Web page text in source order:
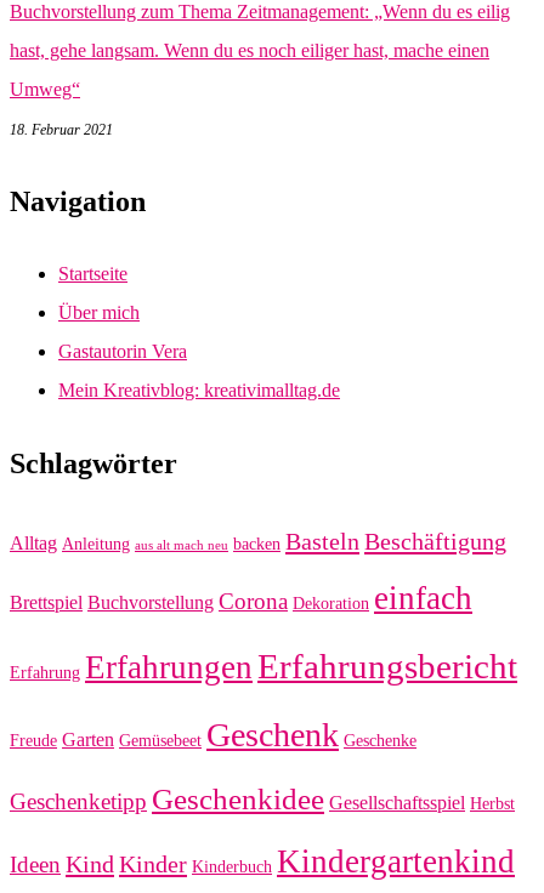
Buchvorstellung zum Thema Zeitmanagement: „Wenn du es eilig
hast, gehe langsam. Wenn du es noch eiliger hast, mache einen
Umweg“
18. Februar 2021
Navigation
Startseite
Über mich
Gastautorin Vera
Mein Kreativblog: kreativimalltag.de
Schlagwörter
Alltag Anleitung aus alt mach neu backen Basteln Beschäftigung
Brettspiel Buchvorstellung Corona Dekoration einfach
Erfahrung Erfahrungen Erfahrungsbericht
Freude Garten Gemüsebeet Geschenk Geschenke
Geschenketipp Geschenkidee Gesellschaftsspiel Herbst
Ideen Kind Kinder Kinderbuch Kindergartenkind